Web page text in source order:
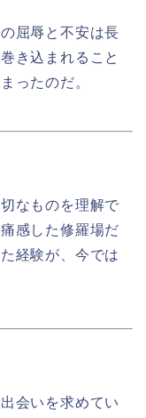
屈辱と不安は長
き込まれること
ったのだ。
なものを理解で
感した修羅場だ
経験が、今では
会いを求めてい